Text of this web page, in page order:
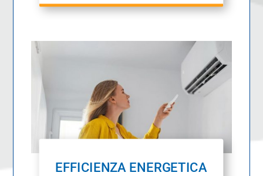
EFFICIENZA ENERGETICA